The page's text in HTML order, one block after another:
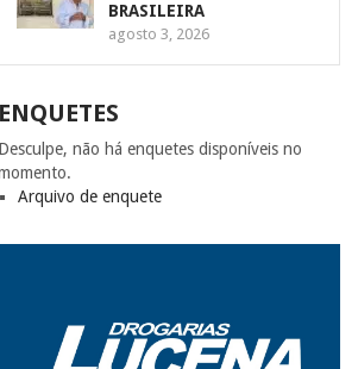
BRASILEIRA
agosto 3, 2026
ENQUETES
Desculpe, não há enquetes disponíveis no
Arquivo de enquete